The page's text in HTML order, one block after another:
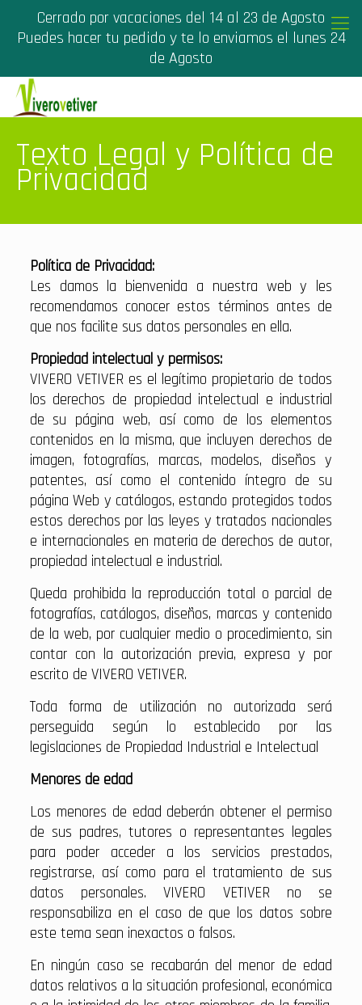
Cerrado por vacaciones del 14 al 23 de Agosto
Puedes hacer tu pedido y te lo enviamos el lunes 24
de Agosto
Texto Legal y Política de
Privacidad
Política de Privacidad:
Les damos la bienvenida a nuestra web y les
recomendamos conocer estos términos antes de
que nos facilite sus datos personales en ella.
Propiedad intelectual y permisos:
VIVERO VETIVER es el legítimo propietario de todos
los derechos de propiedad intelectual e industrial
de su página web, así como de los elementos
contenidos en la misma, que incluyen derechos de
imagen, fotografías, marcas, modelos, diseños y
patentes, así como el contenido íntegro de su
página Web y catálogos, estando protegidos todos
estos derechos por las leyes y tratados nacionales
e internacionales en materia de derechos de autor,
propiedad intelectual e industrial.
Queda prohibida la reproducción total o parcial de
fotografías, catálogos, diseños, marcas y contenido
de la web, por cualquier medio o procedimiento, sin
contar con la autorización previa, expresa y por
escrito de VIVERO VETIVER.
Toda forma de utilización no autorizada será
perseguida según lo establecido por las
legislaciones de Propiedad Industrial e Intelectual
Menores de edad
Los menores de edad deberán obtener el permiso
de sus padres, tutores o representantes legales
para poder acceder a los servicios prestados,
registrarse, así como para el tratamiento de sus
datos personales. VIVERO VETIVER no se
responsabiliza en el caso de que los datos sobre
este tema sean inexactos o falsos.
En ningún caso se recabarán del menor de edad
datos relativos a la situación profesional, económica